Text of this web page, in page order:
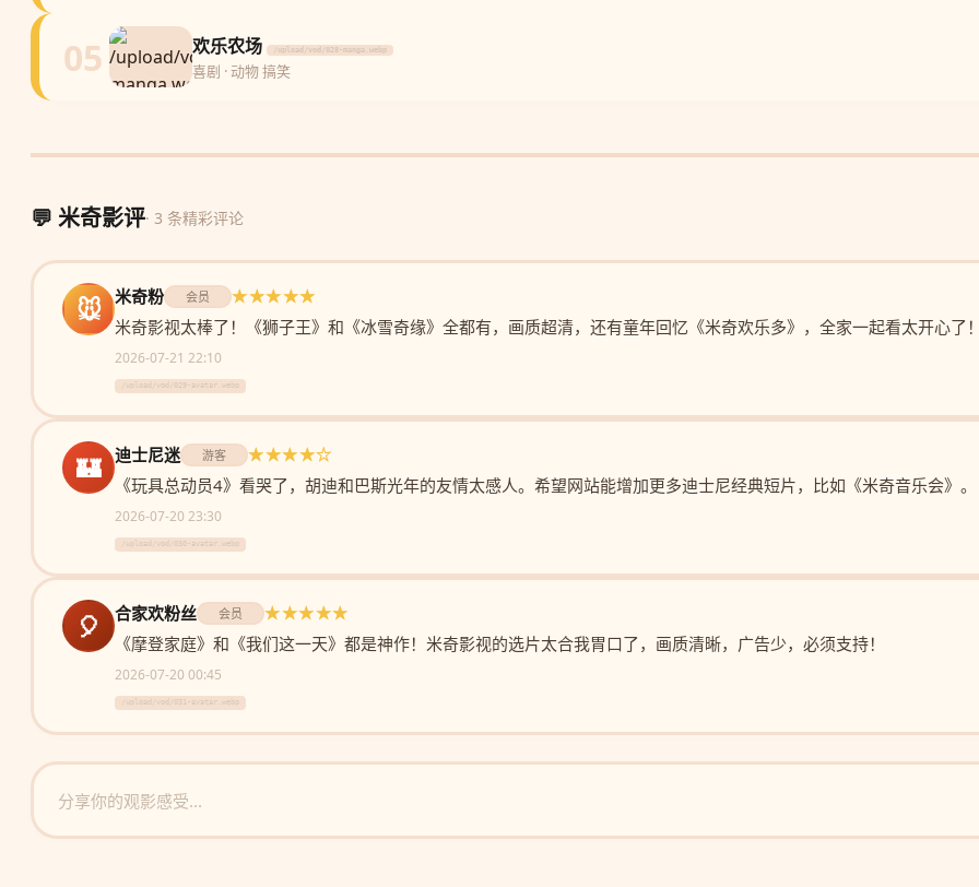
05 欢乐农场 /upload/vod/028-manga.webp
喜剧 · 动物 搞笑
💬 米奇影评· 3 条精彩评论
🐭 米奇粉 会员 ★★★★★
米奇影视太棒了！《狮子王》和《冰雪奇缘》全都有，画质超清，还有童年回忆《米奇欢乐多》，全家一起看太开心了
2026-07-21 22:10
/upload/vod/029-avatar.webp
🏰 迪士尼迷 游客 ★★★★☆
《玩具总动员4》看哭了，胡迪和巴斯光年的友情太感人。希望网站能增加更多迪士尼经典短片，比如《米奇音乐会》。
2026-07-20 23:30
/upload/vod/030-avatar.webp
🎈 合家欢粉丝 会员 ★★★★★
《摩登家庭》和《我们这一天》都是神作！米奇影视的选片太合我胃口了，画质清晰，广告少，必须支持！
2026-07-20 00:45
/upload/vod/031-avatar.webp